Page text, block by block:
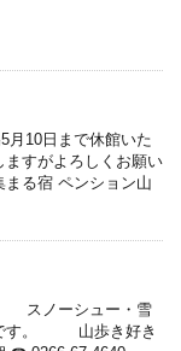
月10日まで休館いた
ますがよろしくお願い
る宿 ペンション山
スノーシュー・雪
す。 山歩き好き